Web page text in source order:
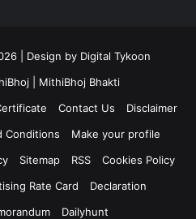
| Design by Digital Tykoon
MithiBhoj Bhakti
Contact Us
Disclaimer
Conditions
Make your profile
Sitemap RSS
Cookies Policy
Rate Card
Declaration
Dailyhunt